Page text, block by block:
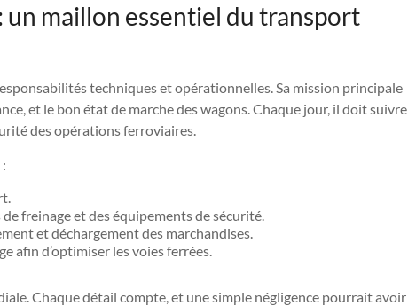
un maillon essentiel du transport
techniques et opérationnelles. Sa mission principale
et le bon état de marche des wagons. Chaque jour, il doit suivre
des opérations ferroviaires.
freinage et des équipements de sécurité.
et déchargement des marchandises.
afin d’optimiser les voies ferrées.
Chaque détail compte, et une simple négligence pourrait avoir